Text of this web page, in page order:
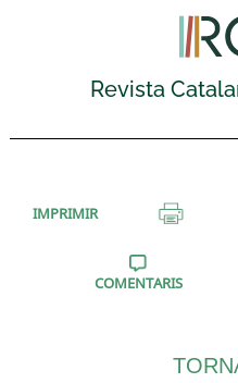
Revista
IMPRIMIR
COMENTARIS